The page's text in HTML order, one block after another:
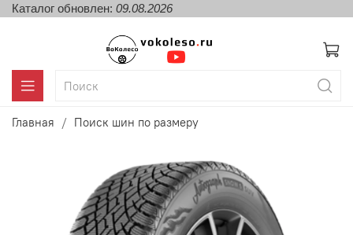
Каталог обновлен: 09.08.2026
Главная Поиск шин по размеру